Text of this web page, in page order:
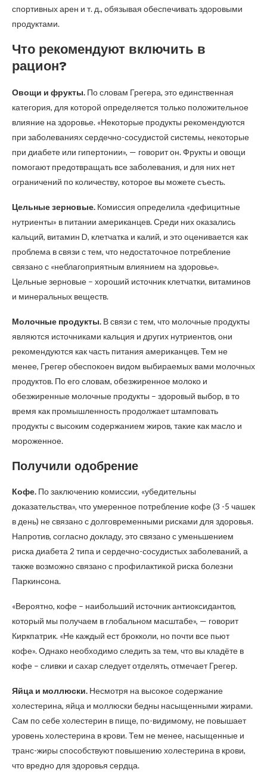
спортивных арен и т. д., обязывая обеспечивать здоровыми
продуктами.
Что рекомендуют включить в
рацион?
Овощи и фрукты. По словам Грегера, это единственная
категория, для которой определяется только положительное
влияние на здоровье. «Некоторые продукты рекомендуются
при заболеваниях сердечно-сосудистой системы, некоторые
при диабете или гипертонии», — говорит он. Фрукты и овощи
помогают предотвращать все заболевания, и для них нет
ограничений по количеству, которое вы можете съесть.
Цельные зерновые. Комиссия определила «дефицитные
нутриенты» в питании американцев. Среди них оказались
кальций, витамин D, клетчатка и калий, и это оценивается как
проблема в связи с тем, что недостаточное потребление
связано с «неблагоприятным влиянием на здоровье».
Цельные зерновые – хороший источник клетчатки, витаминов
и минеральных веществ.
Молочные продукты. В связи с тем, что молочные продукты
являются источниками кальция и других нутриентов, они
рекомендуются как часть питания американцев. Тем не
менее, Грегер обеспокоен видом выбираемых вами молочных
продуктов. По его словам, обезжиренное молоко и
обезжиренные молочные продукты – здоровый выбор, в то
время как промышленность продолжает штамповать
продукты с высоким содержанием жиров, такие как масло и
мороженное.
Получили одобрение
Кофе. По заключению комиссии, «убедительны
доказательства», что умеренное потребление кофе (3 -5 чашек
в день) не связано с долговременными рисками для здоровья.
Напротив, согласно докладу, это связано с уменьшением
риска диабета 2 типа и сердечно-сосудистых заболеваний, а
также возможно связано с профилактикой риска болезни
Паркинсона.
«Вероятно, кофе – наибольший источник антиоксидантов,
который мы получаем в глобальном масштабе», — говорит
Киркпатрик. «Не каждый ест брокколи, но почти все пьют
кофе». Однако необходимо следить за тем, что вы кладёте в
кофе – сливки и сахар следует отделять, отмечает Грегер.
Яйца и моллюски. Несмотря на высокое содержание
холестерина, яйца и моллюски бедны насыщенными жирами.
Сам по себе холестерин в пище, по-видимому, не повышает
уровень холестерина в крови. Тем не менее, насыщенные и
транс-жиры способствуют повышению холестерина в крови,
что вредно для здоровья сердца.